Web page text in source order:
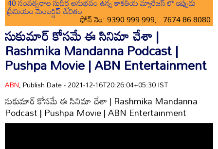
ప్రీమియం మెంబర్షిప్ ఉచితం
ఫోన్ నెం: 9390 999 999, 7674 86 8080
సుకుమార్ కోసమే ఈ సినిమా చేశా |
Rashmika Mandanna Podcast |
Pushpa Movie | ABN Entertainment
ABN, Publish Date - 2021-12-16T20:26:04+05:30 IST
సుకుమార్ కోసమే ఈ సినిమా చేశా | Rashmika Mandanna
Podcast | Pushpa Movie | ABN Entertainment